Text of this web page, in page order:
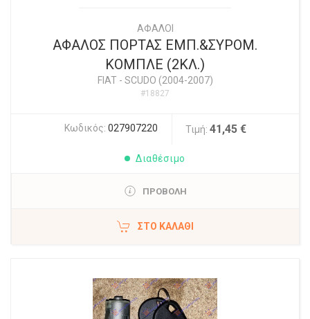
ΑΦΑΛΟΙ
ΑΦΑΛΟΣ ΠΟΡΤΑΣ ΕΜΠ.&ΣΥΡΟΜ.
ΚΟΜΠΛΕ (2ΚΛ.)
FIAT- SCUDO (2004-2007)
#18827
Κωδικός: 027907220 Τιμή: 41,45 €
Διαθέσιμο
ΠΡΟΒΟΛΗ
ΣΤΟ ΚΑΛΆΘΙ